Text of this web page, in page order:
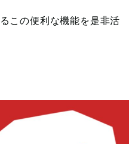
この便利な機能を是非活